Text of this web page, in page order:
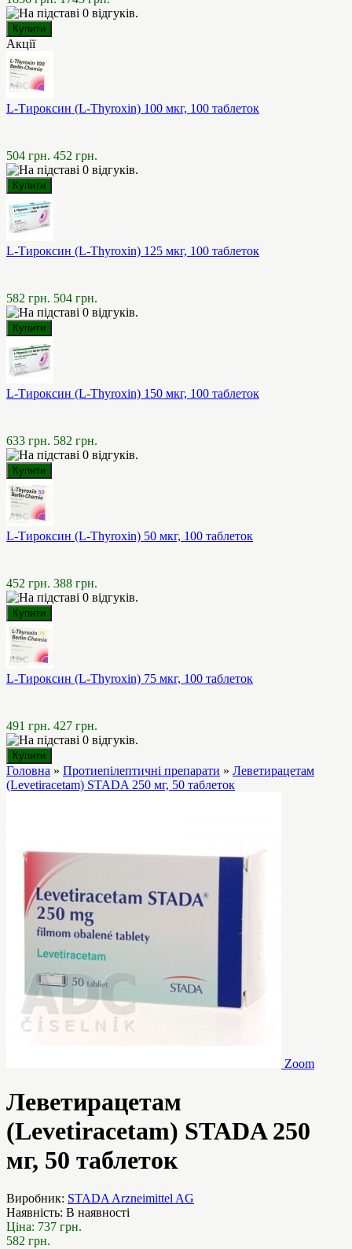
Акції
L-Тироксин (L-Thyroxin) 100 мкг, 100 таблеток
504 грн. 452 грн.
L-Тироксин (L-Thyroxin) 125 мкг, 100 таблеток
582 грн. 504 грн.
L-Тироксин (L-Thyroxin) 150 мкг, 100 таблеток
633 грн. 582 грн.
L-Тироксин (L-Thyroxin) 50 мкг, 100 таблеток
452 грн. 388 грн.
L-Тироксин (L-Thyroxin) 75 мкг, 100 таблеток
491 грн. 427 грн.
Головна » Протиепілептичні препарати » Леветирацетам
(Levetiracetam) STADA 250 мг, 50 таблеток
Zoom
Леветирацетам
(Levetiracetam) STADA 250
мг, 50 таблеток
Виробник: STADA Arzneimittel AG
Наявність: В наявності
Ціна: 737 грн.
582 грн.